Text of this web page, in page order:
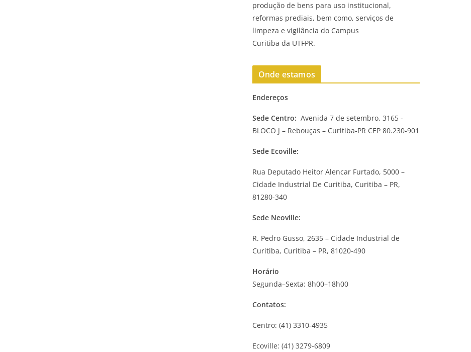
produção de bens para uso institucional,
reformas prediais, bem como, serviços de
limpeza e vigilância do Campus
Curitiba da UTFPR.
Onde estamos
Endereços
Sede Centro: Avenida 7 de setembro, 3165 -
BLOCO J – Rebouças – Curitiba-PR CEP 80.230-901
Sede Ecoville:
Rua Deputado Heitor Alencar Furtado, 5000 –
Cidade Industrial De Curitiba, Curitiba – PR,
81280-340
Sede Neoville:
R. Pedro Gusso, 2635 – Cidade Industrial de
Curitiba, Curitiba – PR, 81020-490
Horário
Segunda–Sexta: 8h00–18h00
Contatos:
Centro: (41) 3310-4935
Ecoville: (41) 3279-6809